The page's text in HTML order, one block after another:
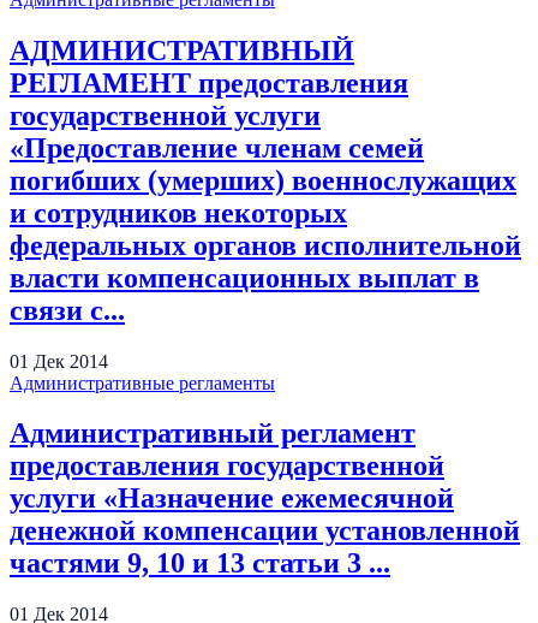
АДМИНИСТРАТИВНЫЙ
РЕГЛАМЕНТ предоставления
государственной услуги
«Предоставление членам семей
погибших (умерших) военнослужащих
и сотрудников некоторых
федеральных органов исполнительной
власти компенсационных выплат в
связи с...
01 Дек 2014
Административные регламенты
Административный регламент
предоставления государственной
услуги «Назначение ежемесячной
денежной компенсации установленной
частями 9, 10 и 13 статьи 3 ...
01 Дек 2014